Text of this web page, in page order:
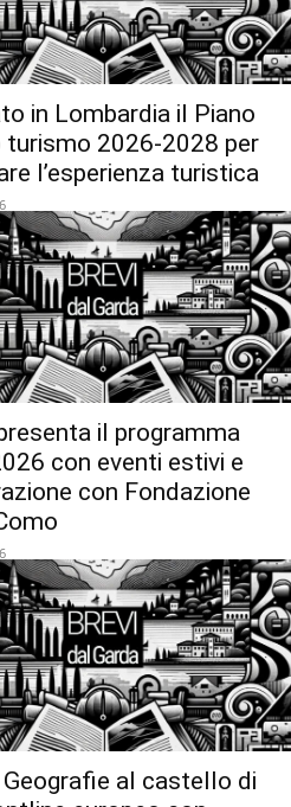
in Lombardia il Piano
turismo 2026-2028 per
l’esperienza turistica
il programma
con eventi estivi e
con Fondazione
al castello di